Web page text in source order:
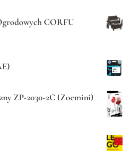
CORFU
ZP-2030-2C (Zoemini)